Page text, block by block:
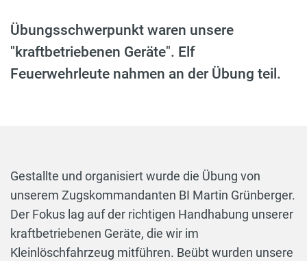
Übungsschwerpunkt waren unsere
"kraftbetriebenen Geräte". Elf
Feuerwehrleute nahmen an der Übung teil.
Gestallte und organisiert wurde die Übung von
unserem Zugskommandanten BI Martin Grünberger.
Der Fokus lag auf der richtigen Handhabung unserer
kraftbetriebenen Geräte, die wir im
Kleinlöschfahrzeug mitführen. Beübt wurden unsere